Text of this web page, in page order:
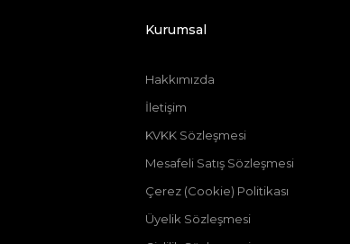
Kurumsal
Hakkımızda
İletişim
KVKK Sözleşmesi
Mesafeli Satış Sözleşmesi
Çerez (Cookie) Politikası
Üyelik Sözleşmesi